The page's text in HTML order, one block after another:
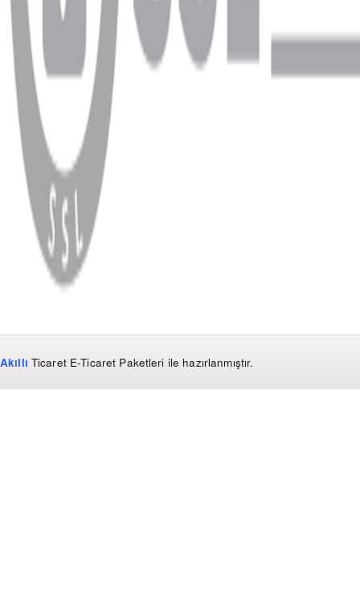
WhatsApp Facebook
Copyright
2026 Dükkan Hifi
Akıllı Ticaret E-Ticaret Paketleri ile hazırlanmıştır.